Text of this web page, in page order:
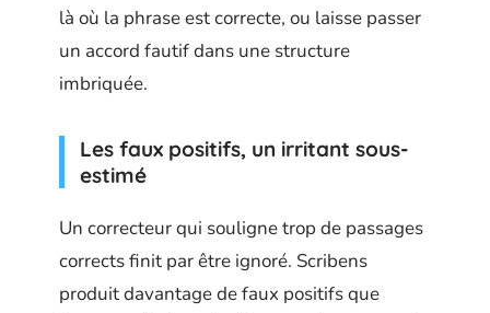
là où la phrase est correcte, ou laisse passer
un accord fautif dans une structure
imbriquée.
Les faux positifs, un irritant sous-
estimé
Un correcteur qui souligne trop de passages
corrects finit par être ignoré. Scribens
produit davantage de faux positifs que